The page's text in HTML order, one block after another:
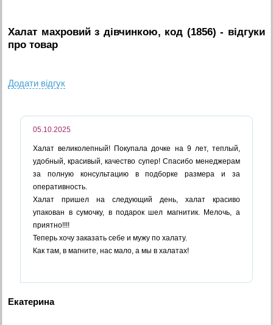
Халат махровий з дівчинкою, код (1856) - вiдгуки
про товар
Додати вiдгук
05.10.2025
Халат великолепный! Покупала дочке на 9 лет, теплый,
удобный, красивый, качество супер! Спасибо менеджерам
за полную консультацию в подборке размера и за
оперативность.
Халат пришел на следующий день, халат красиво
упакован в сумочку, в подарок шел магнитик. Мелочь, а
приятно!!!!
Теперь хочу заказать себе и мужу по халату.
Как там, в магните, нас мало, а мы в халатах!
Екатерина